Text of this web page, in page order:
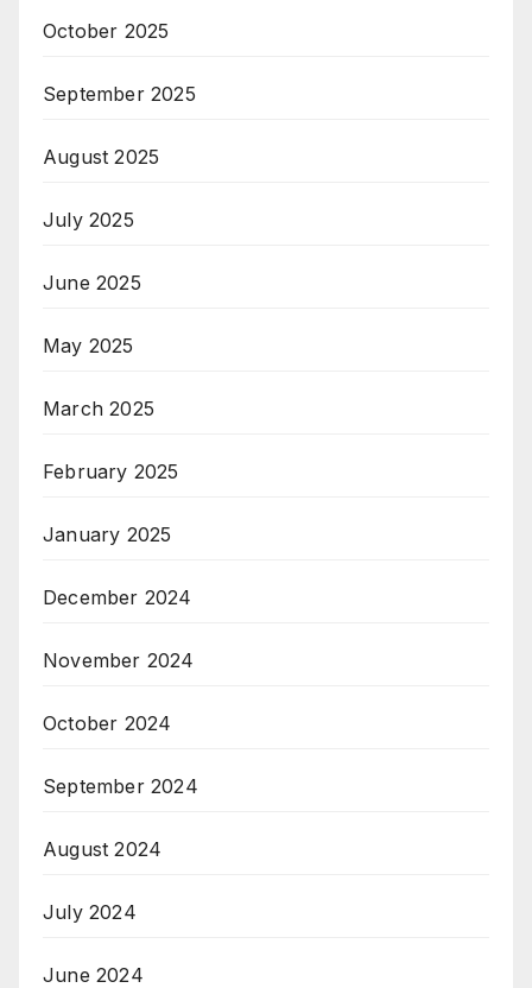
October 2025
September 2025
August 2025
July 2025
June 2025
May 2025
March 2025
February 2025
January 2025
December 2024
November 2024
October 2024
September 2024
August 2024
July 2024
June 2024